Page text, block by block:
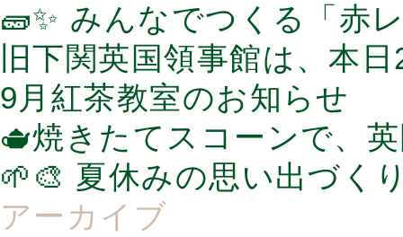
🧱✨ みんなでつくる「赤
旧下関英国領事館は、本
9月紅茶教室のお知らせ
🫖焼きたてスコーンで、
🌱🎨 夏休みの思い出づく
アーカイブ